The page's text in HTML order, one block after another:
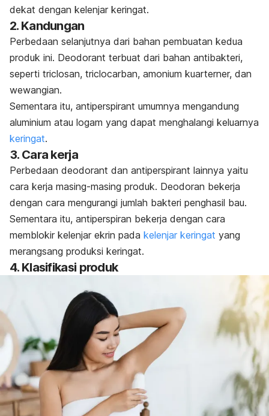
dekat dengan kelenjar keringat.
2. Kandungan
Perbedaan selanjutnya dari bahan pembuatan kedua
produk ini. Deodorant terbuat dari bahan antibakteri,
seperti triclosan, triclocarban, amonium kuarterner, dan
wewangian.
Sementara itu, antiperspirant umumnya mengandung
aluminium atau logam yang dapat menghalangi keluarnya
keringat.
3. Cara kerja
Perbedaan deodorant dan antiperspirant lainnya yaitu
cara kerja masing-masing produk. Deodoran bekerja
dengan cara mengurangi jumlah bakteri penghasil bau.
Sementara itu, antiperspiran bekerja dengan cara
memblokir kelenjar ekrin pada kelenjar keringat yang
merangsang produksi keringat.
4. Klasifikasi produk